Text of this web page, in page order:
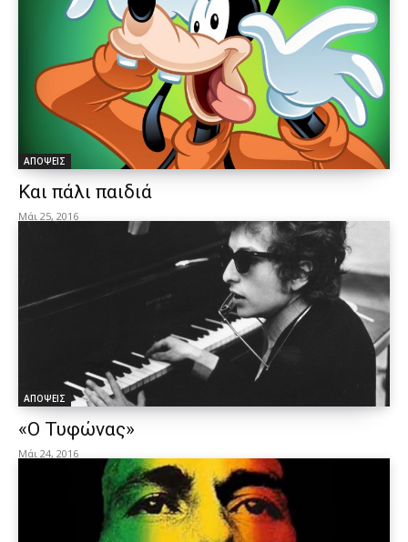
ΑΠΟΨΕΙΣ
Και πάλι παιδιά
Μάι 25, 2016
ΑΠΟΨΕΙΣ
«Ο Τυφώνας»
Μάι 24, 2016